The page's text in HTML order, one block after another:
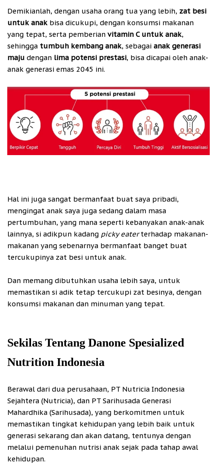
Demikianlah, dengan usaha orang tua yang lebih, zat besi
untuk anak bisa dicukupi, dengan konsumsi makanan
yang tepat, serta pemberian vitamin C untuk anak,
sehingga tumbuh kembang anak, sebagai anak generasi
maju dengan lima potensi prestasi, bisa dicapai oleh anak-
anak generasi emas 2045 ini.
Hal ini juga sangat bermanfaat buat saya pribadi,
mengingat anak saya juga sedang dalam masa
pertumbuhan, yang mana seperti kebanyakan anak-anak
lainnya, si adikpun kadang picky eaterterhadap makanan-
makanan yang sebenarnya bermanfaat banget buat
tercukupinya zat besi untuk anak.
Dan memang dibutuhkan usaha lebih saya, untuk
memastikan si adik tetap tercukupi zat besinya, dengan
konsumsi makanan dan minuman yang tepat.
Sekilas Tentang Danone Spesialized
Nutrition Indonesia
Berawal dari dua perusahaan, PT Nutricia Indonesia
Sejahtera (Nutricia), dan PT Sarihusada Generasi
Mahardhika (Sarihusada), yang berkomitmen untuk
memastikan tingkat kehidupan yang lebih baik untuk
generasi sekarang dan akan datang, tentunya dengan
melalui pemenuhan nutrisi anak sejak pada tahap awal
kehidupan.